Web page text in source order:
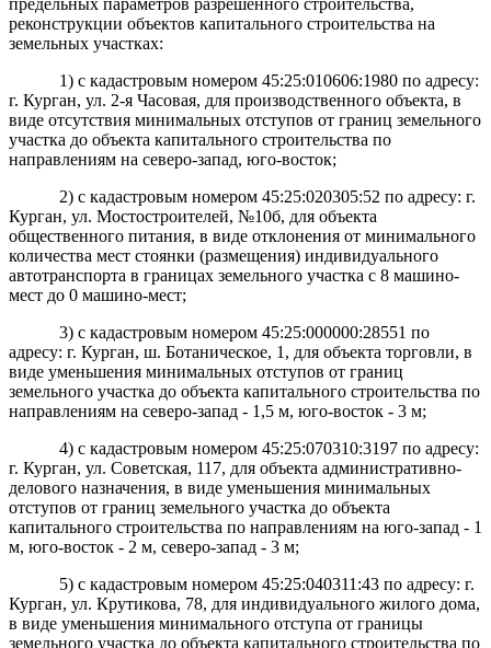
реконструкции объектов капитального строительства на
земельных участках:
1) с кадастровым номером 45:25:010606:1980 по адресу:
г. Курган, ул. 2-я Часовая, для производственного объекта, в
виде отсутствия минимальных отступов от границ земельного
участка до объекта капитального строительства по
направлениям на северо-запад, юго-восток;
2) с кадастровым номером 45:25:020305:52 по адресу: г.
Курган, ул. Мостостроителей, №10б, для объекта
общественного питания, в виде отклонения от минимального
количества мест стоянки (размещения) индивидуального
автотранспорта в границах земельного участка с 8 машино-
мест до 0 машино-мест;
3) с кадастровым номером 45:25:000000:28551 по
адресу: г. Курган, ш. Ботаническое, 1, для объекта торговли, в
виде уменьшения минимальных отступов от границ
земельного участка до объекта капитального строительства по
направлениям на северо-запад - 1,5 м, юго-восток - 3 м;
4) с кадастровым номером 45:25:070310:3197 по адресу:
г. Курган, ул. Советская, 117, для объекта административно-
делового назначения, в виде уменьшения минимальных
отступов от границ земельного участка до объекта
капитального строительства по направлениям на юго-запад - 1
м, юго-восток - 2 м, северо-запад - 3 м;
5) с кадастровым номером 45:25:040311:43 по адресу: г.
Курган, ул. Крутикова, 78, для индивидуального жилого дома,
в виде уменьшения минимального отступа от границы
земельного участка до объекта капитального строительства по